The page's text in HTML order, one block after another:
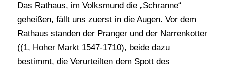
Das Rathaus, im Volksmund die „Schranne“
geheißen, fällt uns zuerst in die Augen. Vor dem
Rathaus standen der Pranger und der Narrenkotter
((1, Hoher Markt 1547-1710), beide dazu
bestimmt, die Verurteilten dem Spott des